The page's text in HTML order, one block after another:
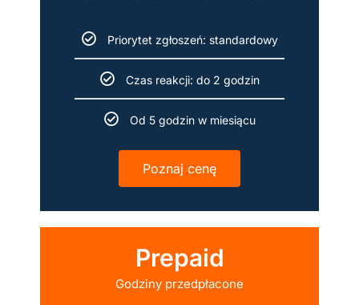
Priorytet zgłoszeń: standardowy
Czas reakcji: do 2 godzin
Od 5 godzin w miesiącu
Poznaj cenę
Prepaid
Godziny przedpłacone